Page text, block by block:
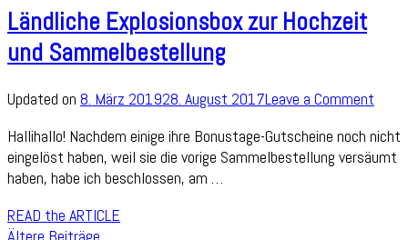
Ländliche Explosionsbox zur Hochzeit
und Sammelbestellung
Updated on 8. März 201928. August 2017Leave a Comment
zur
Hallihallo! Nachdem einige ihre Bonustage-Gutscheine noch nicht
eingelöst haben, weil sie die vorige Sammelbestellung versäumt
haben, habe ich beschlossen, am …
READ the ARTICLE